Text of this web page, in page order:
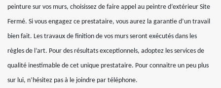
peinture sur vos murs, choisissez de faire appel au peintre d’extérieur Site
Fermé. Si vous engagez ce prestataire, vous aurez la garantie d’un travail
bien fait. Les travaux de finition de vos murs seront exécutés dans les
règles de l’art. Pour des résultats exceptionnels, adoptez les services de
qualité inestimable de cet unique prestataire. Pour connaitre un peu plus
sur lui, n’hésitez pas à le joindre par téléphone.